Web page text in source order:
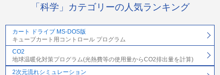
「科学」カテゴリーの人気ランキング
カート ドライブ MS-DOS版
キューブカート用コントロール プログラム
CO2
地球温暖化対策プログラム(光熱費等の使用量からCO2排出量を計算)
2次元流れシミュレーション